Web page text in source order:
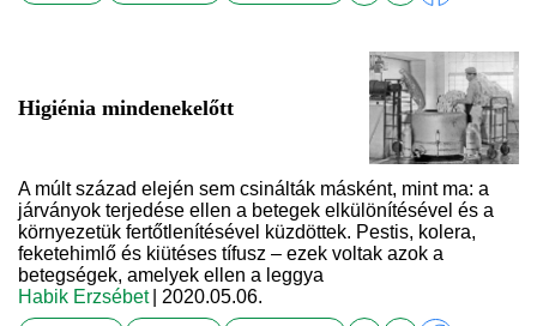
Higiénia mindenekelőtt
A múlt század elején sem csinálták másként, mint ma: a
járványok terjedése ellen a betegek elkülönítésével és a
környezetük fertőtlenítésével küzdöttek. Pestis, kolera,
feketehimlő és kiütéses tífusz – ezek voltak azok a
betegségek, amelyek ellen a leggya
Habik Erzsébet
| 2020.05.06.